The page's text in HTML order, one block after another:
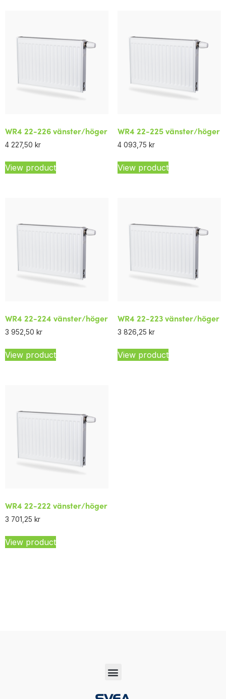
WR4 22-226 vänster/höger
4 227,50 kr
View product
WR4 22-225 vänster/höger
4 093,75 kr
View product
WR4 22-224 vänster/höger
3 952,50 kr
View product
WR4 22-223 vänster/höger
3 826,25 kr
View product
WR4 22-222 vänster/höger
3 701,25 kr
View product